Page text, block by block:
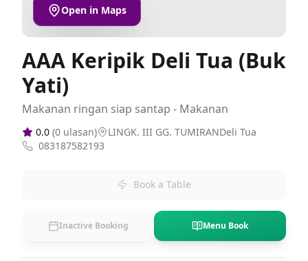
Open in Maps
AAA Keripik Deli Tua (Buk
Yati)
Makanan ringan siap santap - Makanan
0.0 (0 ulasan)
LINGK. III GG. TUMIRANDeli Tua
083187582193
Book a Table
Inactive Booking Menu Book